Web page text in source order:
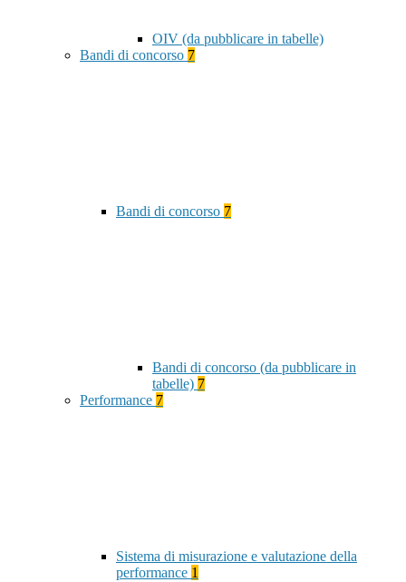
OIV (da pubblicare in tabelle)
Bandi di concorso 7
Bandi di concorso 7
Bandi di concorso (da pubblicare in
tabelle) 7
Performance 7
Sistema di misurazione e valutazione della
performance 1